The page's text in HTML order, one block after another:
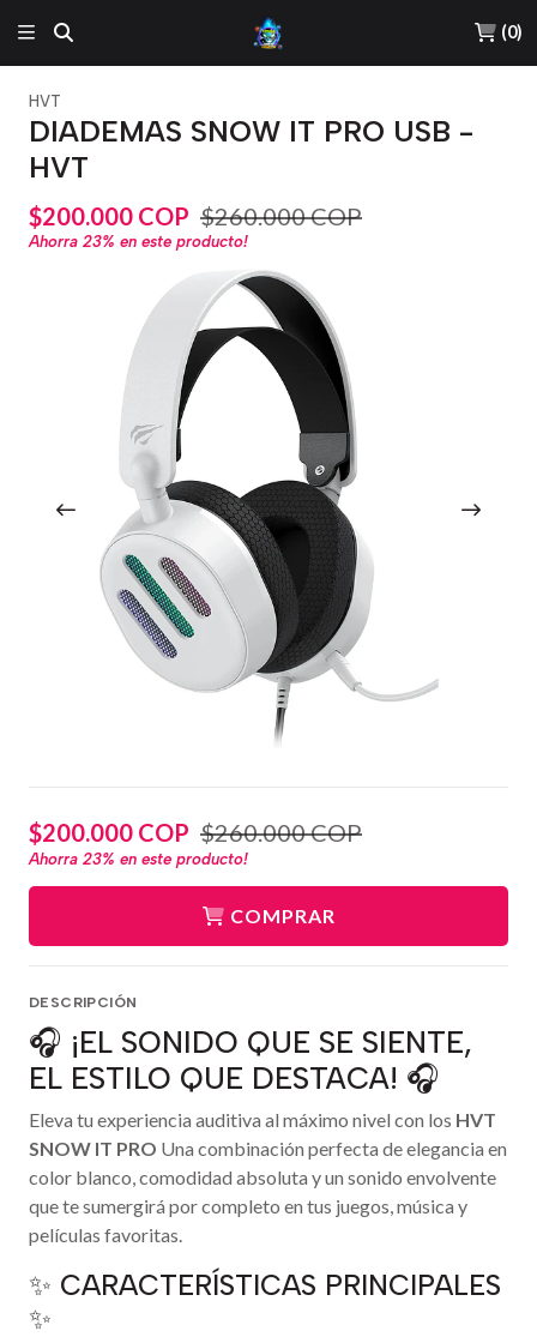
(0)
HVT
DIADEMAS SNOW IT PRO USB -
HVT
$200.000 COP $260.000 COP
Ahorra 23% en este producto!
$200.000 COP $260.000 COP
Ahorra 23% en este producto!
COMPRAR
DESCRIPCIÓN
🎧 ¡EL SONIDO QUE SE SIENTE,
EL ESTILO QUE DESTACA! 🎧
Eleva tu experiencia auditiva al máximo nivel con los HVT
SNOW IT PRO Una combinación perfecta de elegancia en
color blanco, comodidad absoluta y un sonido envolvente
que te sumergirá por completo en tus juegos, música y
películas favoritas.
✨ CARACTERÍSTICAS PRINCIPALES
✨